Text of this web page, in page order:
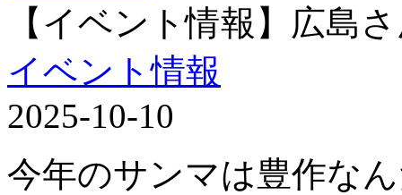
【イベント情報】広島
イベント情報
2025-10-10
今年のサンマは豊作な